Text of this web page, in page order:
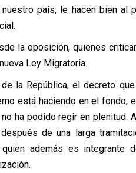
país, le hacen bien al
la oposición, quienes
Ley Migratoria.
de la República, el decreto
está haciendo en el fondo,
ha podido regir en plenitud.
de una larga
además es integrante